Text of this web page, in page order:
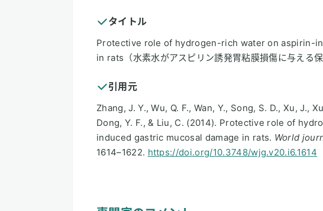
タイトル
Protective role of hydrogen-rich water on aspirin-
in rats（水素水がアスピリン誘発胃粘膜損傷に与える保
引用元
Zhang, J. Y., Wu, Q. F., Wan, Y., Song, S. D., Xu, J.,
Dong, Y. F., & Liu, C. (2014). Protective role of
induced gastric mucosal damage in rats. World
1614–1622. https://doi.org/10.3748/wjg.v20.i6.1614